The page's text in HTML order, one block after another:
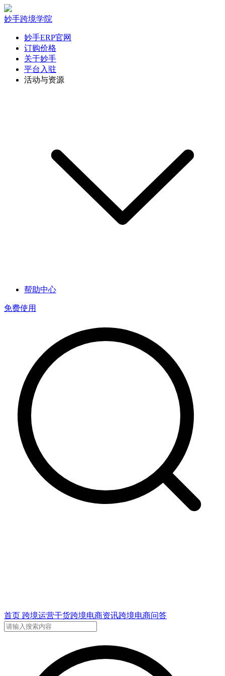
妙手跨境学院
妙手ERP官网
订购价格
关于妙手
平台入驻
活动与资源
帮助中心
免费使用
首页 跨境运营干货跨境电商资讯跨境电商问答